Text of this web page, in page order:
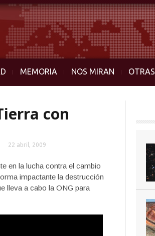
MEMORIA NOS MIRAN OTRAS
con
22 abril, 2009
en la lucha contra el cambio
impactante la destrucción
lleva a cabo la ONG para